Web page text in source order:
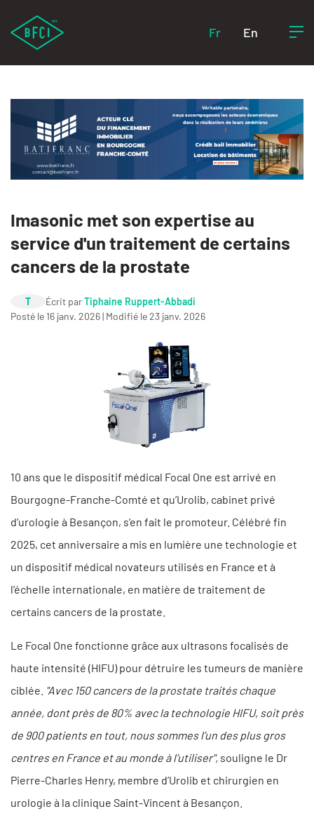
Fr En
Imasonic met son expertise au
service d'un traitement de certains
cancers de la prostate
T Écrit parTiphaine Ruppert-Abbadi
Posté le 16 janv. 2026 | Modifié le 23 janv. 2026
10 ans que le dispositif médical Focal One est arrivé en
Bourgogne-Franche-Comté et qu’Urolib, cabinet privé
d’urologie à Besançon, s’en fait le promoteur. Célébré fin
2025, cet anniversaire a mis en lumière une technologie et
un dispositif médical novateurs utilisés en France et à
l’échelle internationale, en matière de traitement de
certains cancers de la prostate.
Le Focal One fonctionne grâce aux ultrasons focalisés de
haute intensité (HIFU) pour détruire les tumeurs de manière
ciblée. "Avec 150 cancers de la prostate traités chaque
année, dont près de 80% avec la technologie HIFU, soit près
de 900 patients en tout, nous sommes l’un des plus gros
centres en France et au monde à l’utiliser", souligne le Dr
Pierre-Charles Henry, membre d’Urolib et chirurgien en
urologie à la clinique Saint-Vincent à Besançon.